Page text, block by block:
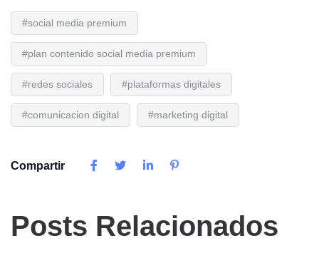
#social media premium
#plan contenido social media premium
#redes sociales #plataformas digitales
#comunicacion digital #marketing digital
Compartir
Posts Relacionados